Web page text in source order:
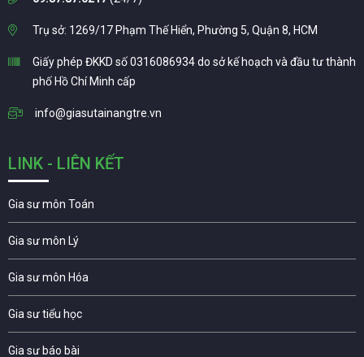
Trụ sở: 1269/17 Phạm Thế Hiển, Phường 5, Quận 8, HCM
Giấy phép ĐKKD số 0316086934 do sở kế hoạch và đầu tư thành
phố Hồ Chí Minh cấp
info@giasutainangtre.vn
LINK - LIÊN KẾT
Gia sư môn Toán
Gia sư môn Lý
Gia sư môn Hóa
Gia sư tiểu học
Gia sư báo bài